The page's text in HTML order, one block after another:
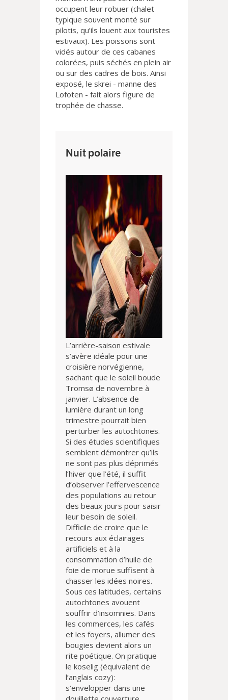
occupent leur robuer (chalet
typique souvent monté sur
pilotis, qu’ils louent aux touristes
estivaux). Les poissons sont
vidés autour de ces cabanes
colorées, puis séchés en plein air
ou sur des cadres de bois. Ainsi
exposé, le skrei - manne des
Lofoten - fait alors figure de
trophée de chasse.
Nuit polaire
L’arrière-saison estivale
s’avère idéale pour une
croisière norvégienne,
sachant que le soleil boude
Tromsø de novembre à
janvier. L’absence de
lumière durant un long
trimestre pourrait bien
perturber les autochtones.
Si des études scientifiques
semblent démontrer qu’ils
ne sont pas plus déprimés
l’hiver que l’été, il suffit
d’observer l’effervescence
des populations au retour
des beaux jours pour saisir
leur besoin de soleil.
Difficile de croire que le
recours aux éclairages
artificiels et à la
consommation d’huile de
foie de morue suffisent à
chasser les idées noires.
Sous ces latitudes, certains
autochtones avouent
souffrir d’insomnies. Dans
les commerces, les cafés
et les foyers, allumer des
bougies devient alors un
rite poétique. On pratique
le koselig (équivalent de
l’anglais cozy):
s’envelopper dans une